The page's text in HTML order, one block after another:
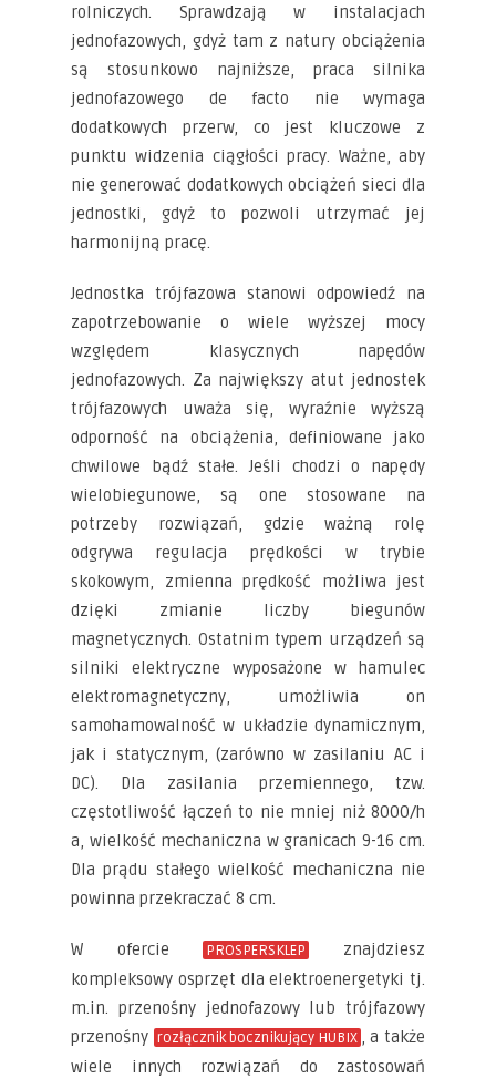
rolniczych. Sprawdzają w instalacjach
jednofazowych, gdyż tam z natury obciążenia
są stosunkowo najniższe, praca silnika
jednofazowego de facto nie wymaga
dodatkowych przerw, co jest kluczowe z
punktu widzenia ciągłości pracy. Ważne, aby
nie generować dodatkowych obciążeń sieci dla
jednostki, gdyż to pozwoli utrzymać jej
harmonijną pracę.
Jednostka trójfazowa stanowi odpowiedź na
zapotrzebowanie o wiele wyższej mocy
względem klasycznych napędów
jednofazowych. Za największy atut jednostek
trójfazowych uważa się, wyraźnie wyższą
odporność na obciążenia, definiowane jako
chwilowe bądź stałe. Jeśli chodzi o napędy
wielobiegunowe, są one stosowane na
potrzeby rozwiązań, gdzie ważną rolę
odgrywa regulacja prędkości w trybie
skokowym, zmienna prędkość możliwa jest
dzięki zmianie liczby biegunów
magnetycznych. Ostatnim typem urządzeń są
silniki elektryczne wyposażone w hamulec
elektromagnetyczny, umożliwia on
samohamowalność w układzie dynamicznym,
jak i statycznym, (zarówno w zasilaniu AC i
DC). Dla zasilania przemiennego, tzw.
częstotliwość łączeń to nie mniej niż 8000/h
a, wielkość mechaniczna w granicach 9-16 cm.
Dla prądu stałego wielkość mechaniczna nie
powinna przekraczać 8 cm.
W ofercie PROSPERSKLEP
znajdziesz
kompleksowy osprzęt dla elektroenergetyki tj.
m.in. przenośny jednofazowy lub trójfazowy
przenośny rozłącznik bocznikujący HUBIX , a także
wiele innych rozwiązań do zastosowań